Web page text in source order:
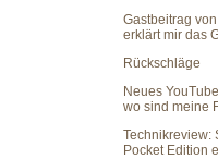
Gastbeitrag
erklärt mir das
Rückschläge
Neues
wo sind meine
Technikreview:
Pocket Edition